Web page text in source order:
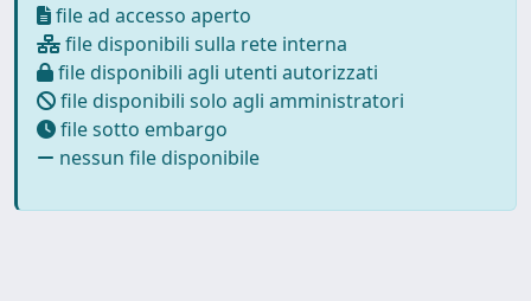
file ad accesso aperto
file disponibili sulla rete interna
file disponibili agli utenti autorizzati
file disponibili solo agli amministratori
file sotto embargo
nessun file disponibile